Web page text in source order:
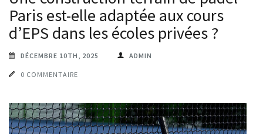
Paris est-elle adaptée aux cours
d’EPS dans les écoles privées ?
DÉCEMBRE 10TH, 2025 ADMIN
0 COMMENTAIRE